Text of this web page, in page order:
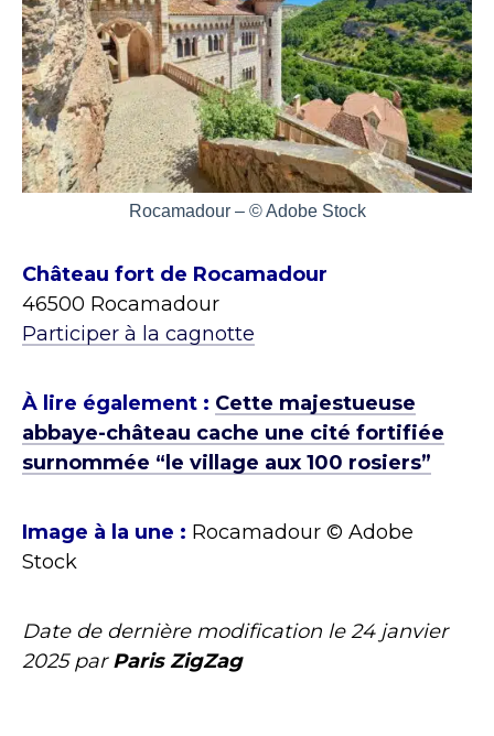
Rocamadour – © Adobe Stock
Château fort de Rocamadour
46500 Rocamadour
Participer à la cagnotte
À lire également : Cette majestueuse
abbaye-château cache une cité fortifiée
surnommée “le village aux 100 rosiers”
Image à la une : Rocamadour © Adobe
Stock
Date de dernière modification le24 janvier
2025parParis ZigZag